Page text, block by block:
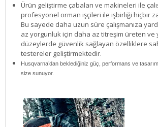
Ürün geliştirme çabaları ve makineleri ile
profesyonel orman işçileri ile işbirliği hiçbir
Bu sayede daha uzun süre çalışmanıza
az yorgunluk için daha az titreşim üreten ve
düzeylerde güvenlik sağlayan özelliklere
testereler geliştirmektedir.
Husqvarna’dan beklediğiniz güç, performans ve
size sunuyor.